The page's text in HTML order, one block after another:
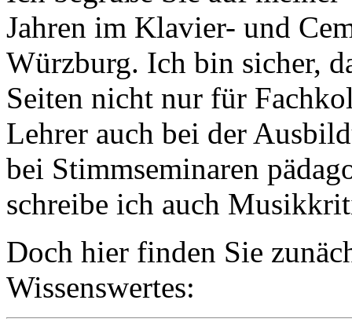
Jahren im Klavier- und
Würzburg. Ich bin sicher,
Seiten nicht nur für
Lehrer auch bei der
bei Stimmseminaren
schreibe ich auch
Doch hier finden Sie
Wissenswertes: